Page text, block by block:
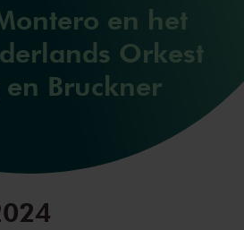
en het
Orkest
Bruckner